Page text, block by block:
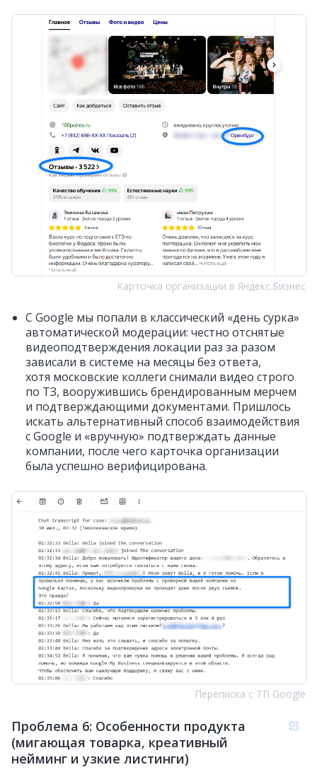
Карточка организации в Яндекс.Бизнес
С Google мы попали в классический «день сурка»
автоматической модерации: честно отснятые
видеоподтверждения локации раз за разом
зависали в системе на месяцы без ответа,
хотя московские коллеги снимали видео строго
по ТЗ, вооружившись брендированным мерчем
и подтверждающими документами. Пришлось
искать альтернативный способ взаимодействия
с Google и «вручную» подтверждать данные
компании, после чего карточка организации
была успешно верифицирована.
Переписка с ТП Google
Проблема 6: Особенности продукта
(мигающая товарка, креативный
нейминг и узкие листинги)